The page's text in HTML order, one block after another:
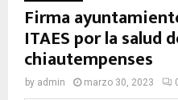
Firma
ITAES por la salud
chiautempenses
by admin marzo 30, 2023